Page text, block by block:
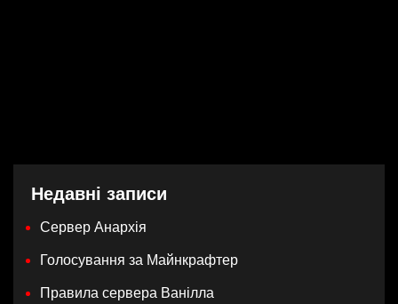
Недавні записи
Сервер Анархія
Голосування за Майнкрафтер
Правила сервера Ванілла